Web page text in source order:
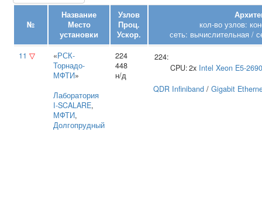
№
Название
Место
установки
Узлов
Проц.
Ускор.
кол-во узлов:
сеть: вычислительная /
11 ▽ «РСК-
Торнадо-
МФТИ»
Лаборатория
I‑SCALARE,
МФТИ,
Долгопрудный
224
448
н/д
224:
CPU:2x Intel Xeon E5-2690
QDR Infiniband / Gigabit